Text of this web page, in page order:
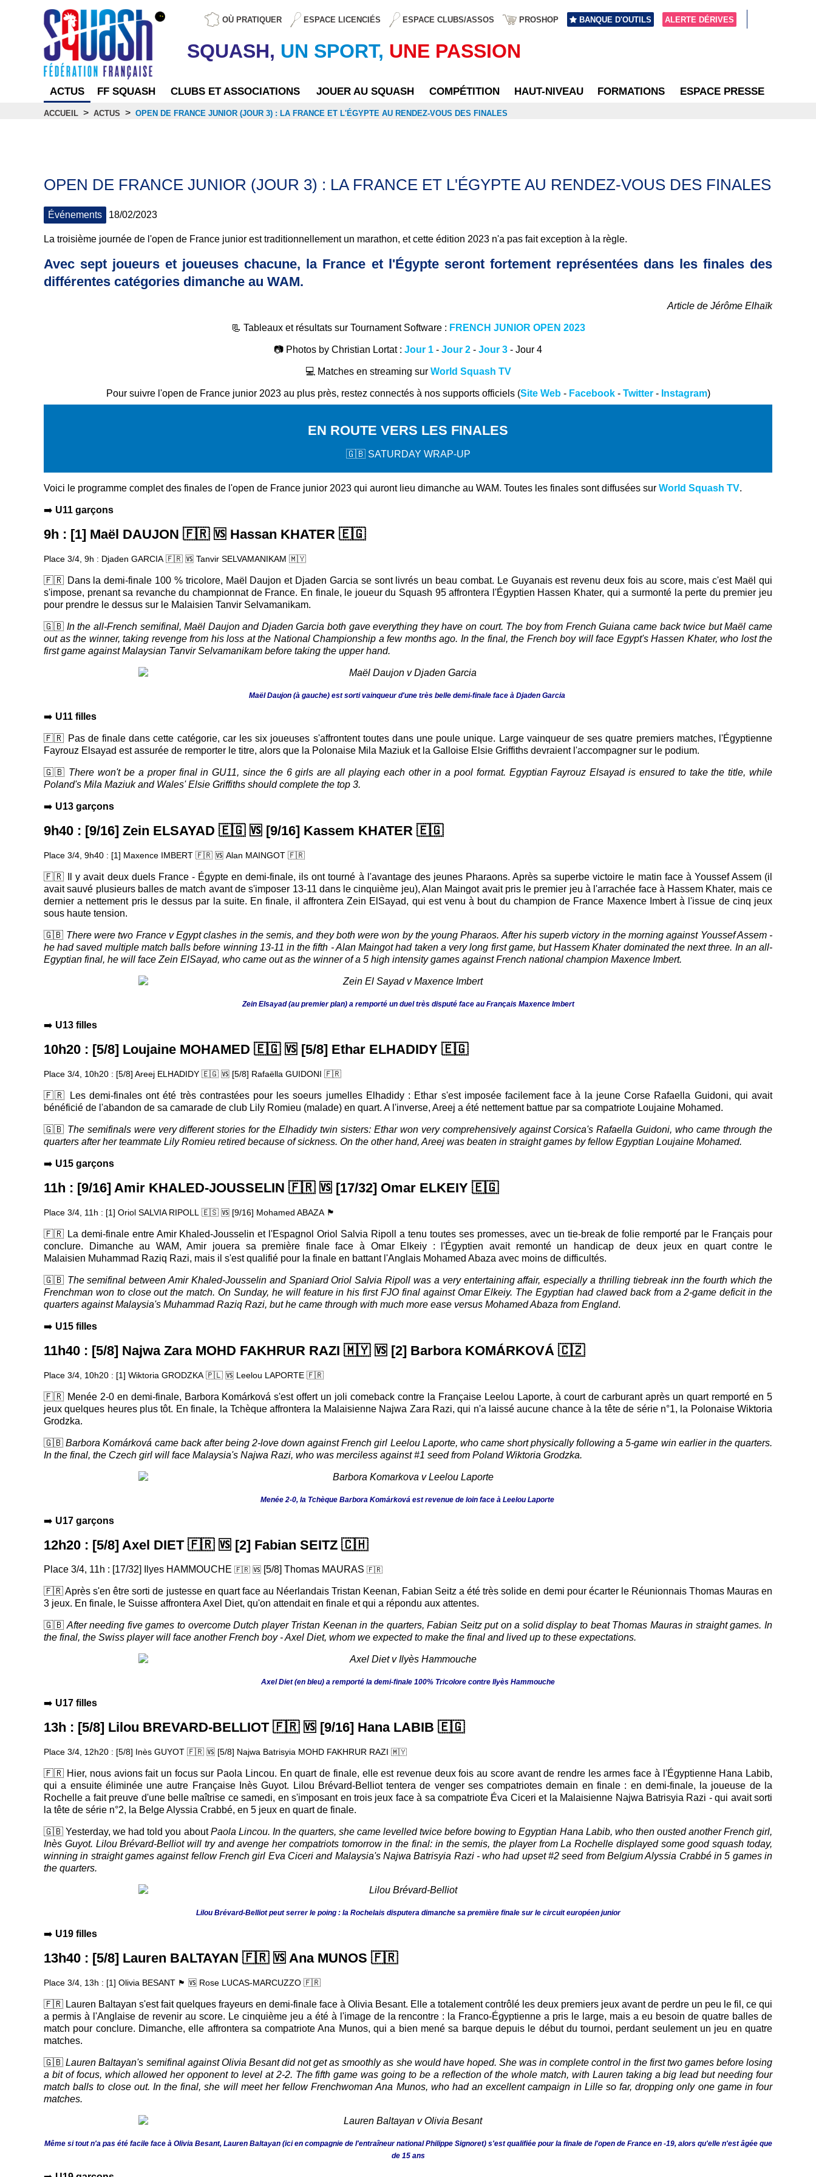
OÙ PRATIQUER ESPACE LICENCIÉS ESPACE CLUBS/ASSOS PROSHOP BANQUE D'OUTILS ALERTE DÉRIVES
SQUASH, UN SPORT, UNE PASSION
ACTUS FF SQUASH CLUBS ET ASSOCIATIONS JOUER AU SQUASH COMPÉTITION HAUT-NIVEAU FORMATIONS ESPACE PRESSE
ACCUEIL > ACTUS > OPEN DE FRANCE JUNIOR (JOUR 3) : LA FRANCE ET L'ÉGYPTE AU RENDEZ-VOUS DES FINALES
OPEN DE FRANCE JUNIOR (JOUR 3) : LA FRANCE ET L'ÉGYPTE AU RENDEZ-VOUS DES FINALES
Événements 18/02/2023
La troisième journée de l'open de France junior est traditionnellement un marathon, et cette édition 2023 n'a pas fait exception à la règle.
Avec sept joueurs et joueuses chacune, la France et l'Égypte seront fortement représentées dans les finales des
différentes catégories dimanche au WAM.
Article de Jérôme Elhaïk
📃 Tableaux et résultats sur Tournament Software : FRENCH JUNIOR OPEN 2023
📷 Photos by Christian Lortat : Jour 1 - Jour 2 - Jour 3 - Jour 4
💻 Matches en streaming surWorld Squash TV
Pour suivre l'open de France junior 2023 au plus près, restez connectés à nos supports officiels (Site Web- Facebook- Twitter- Instagram)
EN ROUTE VERS LES FINALES
🇬🇧 SATURDAY WRAP-UP
Voici le programme complet des finales de l'open de France junior 2023 qui auront lieu dimanche au WAM. Toutes les finales sont diffusées sur World Squash TV.
➡️ U11 garçons
9h : [1] Maël DAUJON 🇫🇷🆚 Hassan KHATER 🇪🇬
Place 3/4, 9h : Djaden GARCIA 🇫🇷 🆚 Tanvir SELVAMANIKAM 🇲🇾
🇫🇷 Dans la demi-finale 100 % tricolore, Maël Daujon et Djaden Garcia se sont livrés un beau combat. Le Guyanais est revenu deux fois au score, mais c'est Maël qui
s'impose, prenant sa revanche du championnat de France. En finale, le joueur du Squash 95 affrontera l'Égyptien Hassen Khater, qui a surmonté la perte du premier jeu
pour prendre le dessus sur le Malaisien Tanvir Selvamanikam.
🇬🇧 In the all-French semifinal, Maël Daujon and Djaden Garcia both gave everything they have on court. The boy from French Guiana came back twice but Maël came
out as the winner, taking revenge from his loss at the National Championship a few months ago. In the final, the French boy will face Egypt's Hassen Khater, who lost the
first game against Malaysian Tanvir Selvamanikam before taking the upper hand.
Maël Daujon (à gauche) est sorti vainqueur d'une très belle demi-finale face à Djaden Garcia
➡️ U11 filles
🇫🇷 Pas de finale dans cette catégorie, car les six joueuses s'affrontent toutes dans une poule unique. Large vainqueur de ses quatre premiers matches, l'Égyptienne
Fayrouz Elsayad est assurée de remporter le titre, alors que la Polonaise Mila Maziuk et la Galloise Elsie Griffiths devraient l'accompagner sur le podium.
🇬🇧 There won't be a proper final in GU11, since the 6 girls are all playing each other in a pool format. Egyptian Fayrouz Elsayad is ensured to take the title, while
Poland's Mila Maziuk and Wales' Elsie Griffiths should complete the top 3.
➡️ U13 garçons
9h40 : [9/16] Zein ELSAYAD 🇪🇬 🆚 [9/16] Kassem KHATER 🇪🇬
Place 3/4, 9h40 : [1] Maxence IMBERT 🇫🇷 🆚 Alan MAINGOT 🇫🇷
🇫🇷 Il y avait deux duels France - Égypte en demi-finale, ils ont tourné à l'avantage des jeunes Pharaons. Après sa superbe victoire le matin face à Youssef Assem (il
avait sauvé plusieurs balles de match avant de s'imposer 13-11 dans le cinquième jeu), Alan Maingot avait pris le premier jeu à l'arrachée face à Hassem Khater, mais ce
dernier a nettement pris le dessus par la suite. En finale, il affrontera Zein ElSayad, qui est venu à bout du champion de France Maxence Imbert à l'issue de cinq jeux
sous haute tension.
🇬🇧 There were two France v Egypt clashes in the semis, and they both were won by the young Pharaos. After his superb victory in the morning against Youssef Assem -
he had saved multiple match balls before winning 13-11 in the fifth - Alan Maingot had taken a very long first game, but Hassem Khater dominated the next three. In an all-
Egyptian final, he will face Zein ElSayad, who came out as the winner of a 5 high intensity games against French national champion Maxence Imbert.
Zein Elsayad (au premier plan) a remporté un duel très disputé face au Français Maxence Imbert
➡️ U13 filles
10h20 : [5/8] Loujaine MOHAMED 🇪🇬 🆚 [5/8] Ethar ELHADIDY 🇪🇬
Place 3/4, 10h20 : [5/8] Areej ELHADIDY 🇪🇬 🆚 [5/8] Rafaëlla GUIDONI 🇫🇷
🇫🇷 Les demi-finales ont été très contrastées pour les soeurs jumelles Elhadidy : Ethar s'est imposée facilement face à la jeune Corse Rafaella Guidoni, qui avait
bénéficié de l'abandon de sa camarade de club Lily Romieu (malade) en quart. A l'inverse, Areej a été nettement battue par sa compatriote Loujaine Mohamed.
🇬🇧 The semifinals were very different stories for the Elhadidy twin sisters: Ethar won very comprehensively against Corsica's Rafaella Guidoni, who came through the
quarters after her teammate Lily Romieu retired because of sickness. On the other hand, Areej was beaten in straight games by fellow Egyptian Loujaine Mohamed.
➡️ U15 garçons
11h : [9/16] Amir KHALED-JOUSSELIN 🇫🇷 🆚 [17/32] Omar ELKEIY 🇪🇬
Place 3/4, 11h : [1] Oriol SALVIA RIPOLL 🇪🇸 🆚 [9/16] Mohamed ABAZA 🏴󠁧󠁢󠁥󠁮󠁧󠁿
🇫🇷 La demi-finale entre Amir Khaled-Jousselin et l'Espagnol Oriol Salvia Ripoll a tenu toutes ses promesses, avec un tie-break de folie remporté par le Français pour
conclure. Dimanche au WAM, Amir jouera sa première finale face à Omar Elkeiy : l'Égyptien avait remonté un handicap de deux jeux en quart contre le
Malaisien Muhammad Raziq Razi, mais il s'est qualifié pour la finale en battant l'Anglais Mohamed Abaza avec moins de difficultés.
🇬🇧 The semifinal between Amir Khaled-Jousselin and Spaniard Oriol Salvia Ripoll was a very entertaining affair, especially a thrilling tiebreak inn the fourth which the
Frenchman won to close out the match. On Sunday, he will feature in his first FJO final against Omar Elkeiy. The Egyptian had clawed back from a 2-game deficit in the
quarters against Malaysia's Muhammad Raziq Razi, but he came through with much more ease versus Mohamed Abaza from England.
➡️ U15 filles
11h40 : [5/8] Najwa Zara MOHD FAKHRUR RAZI 🇲🇾 🆚 [2] Barbora KOMÁRKOVÁ 🇨🇿
Place 3/4, 10h20 : [1] Wiktoria GRODZKA 🇵🇱 🆚 Leelou LAPORTE 🇫🇷
🇫🇷 Menée 2-0 en demi-finale, Barbora Komárková s'est offert un joli comeback contre la Française Leelou Laporte, à court de carburant après un quart remporté en 5
jeux quelques heures plus tôt. En finale, la Tchèque affrontera la Malaisienne Najwa Zara Razi, qui n'a laissé aucune chance à la tête de série n°1, la Polonaise Wiktoria
Grodzka.
🇬🇧Barbora Komárková came back after being 2-love down against French girl Leelou Laporte, who came short physically following a 5-game win earlier in the quarters.
In the final, the Czech girl will face Malaysia's Najwa Razi, who was merciless against #1 seed from Poland Wiktoria Grodzka.
Menée 2-0, la Tchèque Barbora Komárková est revenue de loin face à Leelou Laporte
➡️ U17 garçons
12h20 : [5/8] Axel DIET 🇫🇷 🆚 [2] Fabian SEITZ 🇨🇭
Place 3/4, 11h : [17/32] Ilyes HAMMOUCHE 🇫🇷 🆚 [5/8] Thomas MAURAS 🇫🇷
🇫🇷 Après s'en être sorti de justesse en quart face au Néerlandais Tristan Keenan, Fabian Seitz a été très solide en demi pour écarter le Réunionnais Thomas Mauras en
3 jeux. En finale, le Suisse affrontera Axel Diet, qu'on attendait en finale et qui a répondu aux attentes.
🇬🇧 After needing five games to overcome Dutch player Tristan Keenan in the quarters, Fabian Seitz put on a solid display to beat Thomas Mauras in straight games. In
the final, the Swiss player will face another French boy - Axel Diet, whom we expected to make the final and lived up to these expectations.
Axel Diet (en bleu) a remporté la demi-finale 100% Tricolore contre Ilyès Hammouche
➡️ U17 filles
13h : [5/8] Lilou BREVARD-BELLIOT 🇫🇷🆚 [9/16] Hana LABIB 🇪🇬
Place 3/4, 12h20 : [5/8] Inès GUYOT 🇫🇷 🆚 [5/8] Najwa Batrisyia MOHD FAKHRUR RAZI 🇲🇾
🇫🇷 Hier, nous avions fait un focus sur Paola Lincou. En quart de finale, elle est revenue deux fois au score avant de rendre les armes face à l'Égyptienne Hana Labib,
qui a ensuite éliminée une autre Française Inès Guyot. Lilou Brévard-Belliot tentera de venger ses compatriotes demain en finale : en demi-finale, la joueuse de la
Rochelle a fait preuve d'une belle maîtrise ce samedi, en s'imposant en trois jeux face à sa compatriote Éva Ciceri et la Malaisienne Najwa Batrisyia Razi - qui avait sorti
la tête de série n°2, la Belge Alyssia Crabbé, en 5 jeux en quart de finale.
🇬🇧 Yesterday, we had told you aboutPaola Lincou. In the quarters, she came levelled twice before bowing to Egyptian Hana Labib, who then ousted another French girl,
Inès Guyot. Lilou Brévard-Belliot will try and avenge her compatriots tomorrow in the final: in the semis, the player from La Rochelle displayed some good squash today,
winning in straight games against fellow French girl Eva Ciceri and Malaysia's Najwa Batrisyia Razi - who had upset #2 seed from Belgium Alyssia Crabbé in 5 games in
the quarters.
Lilou Brévard-Belliot peut serrer le poing : la Rochelais disputera dimanche sa première finale sur le circuit européen junior
➡️ U19 filles
13h40 : [5/8] Lauren BALTAYAN 🇫🇷🆚 Ana MUNOS 🇫🇷
Place 3/4, 13h : [1] Olivia BESANT 🏴󠁧󠁢󠁥󠁮󠁧󠁿 🆚 Rose LUCAS-MARCUZZO 🇫🇷
🇫🇷 Lauren Baltayan s'est fait quelques frayeurs en demi-finale face à Olivia Besant. Elle a totalement contrôlé les deux premiers jeux avant de perdre un peu le fil, ce qui
a permis à l'Anglaise de revenir au score. Le cinquième jeu a été à l'image de la rencontre : la Franco-Égyptienne a pris le large, mais a eu besoin de quatre balles de
match pour conclure. Dimanche, elle affrontera sa compatriote Ana Munos, qui a bien mené sa barque depuis le début du tournoi, perdant seulement un jeu en quatre
matches.
🇬🇧Lauren Baltayan's semifinal against Olivia Besant did not get as smoothly as she would have hoped. She was in complete control in the first two games before losing
a bit of focus, which allowed her opponent to level at 2-2. The fifth game was going to be a reflection of the whole match, with Lauren taking a big lead but needing four
match balls to close out. In the final, she will meet her fellow Frenchwoman Ana Munos, who had an excellent campaign in Lille so far, dropping only one game in four
matches.
Même si tout n'a pas été facile face à Olivia Besant, Lauren Baltayan (ici en compagnie de l'entraîneur national Philippe Signoret) s'est qualifiée pour la finale de l'open de France en -19, alors qu'elle n'est âgée que
de 15 ans